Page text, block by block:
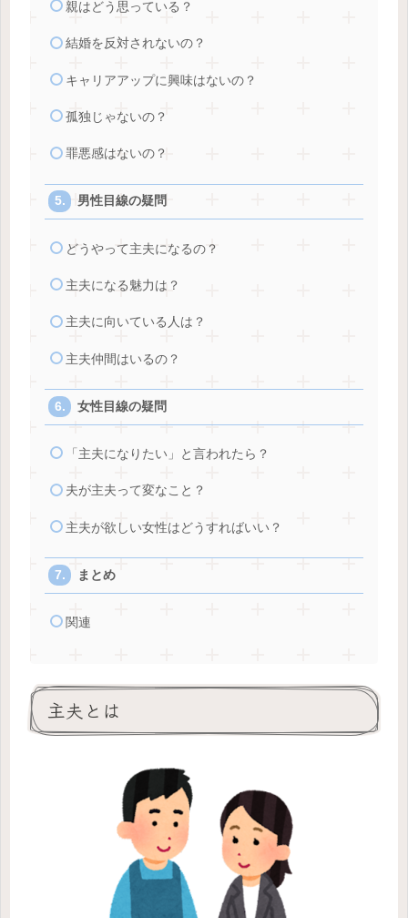
親はどう思っている？
結婚を反対されないの？
キャリアアップに興味はないの？
孤独じゃないの？
罪悪感はないの？
男性目線の疑問
どうやって主夫になるの？
主夫になる魅力は？
主夫に向いている人は？
主夫仲間はいるの？
女性目線の疑問
「主夫になりたい」と言われたら？
夫が主夫って変なこと？
主夫が欲しい女性はどうすればいい？
まとめ
関連
主夫とは